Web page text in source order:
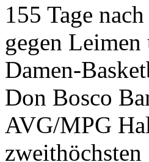
155 Tage
gegen
Damen-
Don Bosco
AVG/MPG
zweithöchsten